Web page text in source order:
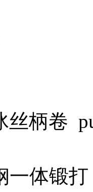
丝柄卷
一体锻